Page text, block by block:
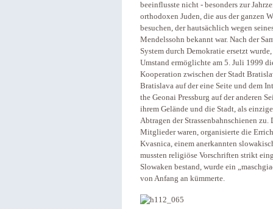
beeinflusste nicht - besonders zur
orthodoxen Juden, die aus der ganzen
besuchen, der hautsächlich wegen
Mendelssohn bekannt war. Nach der
System durch Demokratie ersetzt
Umstand ermöglichte am 5. Juli 1999
Kooperation zwischen der Stadt
Bratislava auf der eine Seite und dem
the Geonai Pressburg auf der anderen
ihrem Gelände und die Stadt, als
Abtragen der Strassenbahnschienen
Mitglieder waren, organisierte die
Kvasnica, einem anerkannten
mussten religiöse Vorschriften strikt
Slowaken bestand, wurde ein
von Anfang an kümmerte.